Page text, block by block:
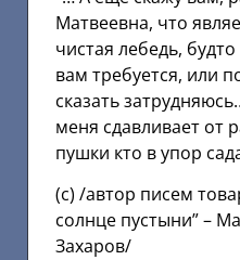
Матвеевна, что
чистая лебедь,
вам требуется, или
сказать
меня сдавливает от
пушки кто в упор
(с) /автор писем
солнце пустыни” –
Захаров/